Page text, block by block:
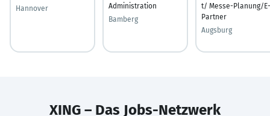
Hannover
Administration
Bamberg
t/ Messe-Planung/E-
Partner
Augsburg
XING – Das Jobs-Netzwerk